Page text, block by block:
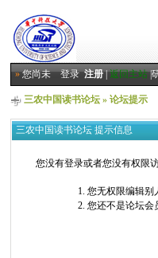
»您尚未登录 注册|返回主站|
三农中国读书论坛 » 论坛提示
三农中国读书论坛 提示信息
您没有登录或者您没有权限
您无权限编辑别
您还不是论坛会